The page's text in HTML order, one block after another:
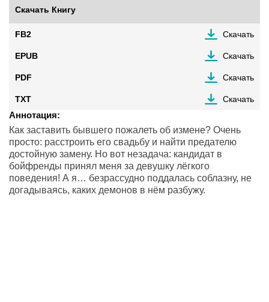
Скачать Книгу
FB2 Скачать
EPUB Скачать
PDF Скачать
TXT Скачать
Аннотация:
Как заставить бывшего пожалеть об измене? Очень
просто: расстроить его свадьбу и найти предателю
достойную замену. Но вот незадача: кандидат в
бойфренды принял меня за девушку лёгкого
поведения! А я… безрассудно поддалась соблазну, не
догадываясь, каких демонов в нём разбужу.